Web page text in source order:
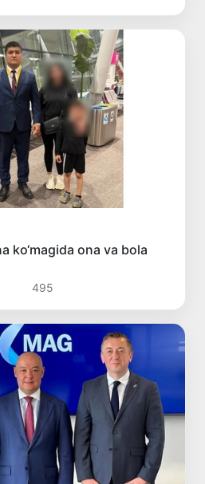
ko‘magida ona va bola
495